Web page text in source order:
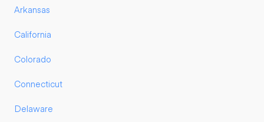
Arkansas
California
Colorado
Connecticut
Delaware